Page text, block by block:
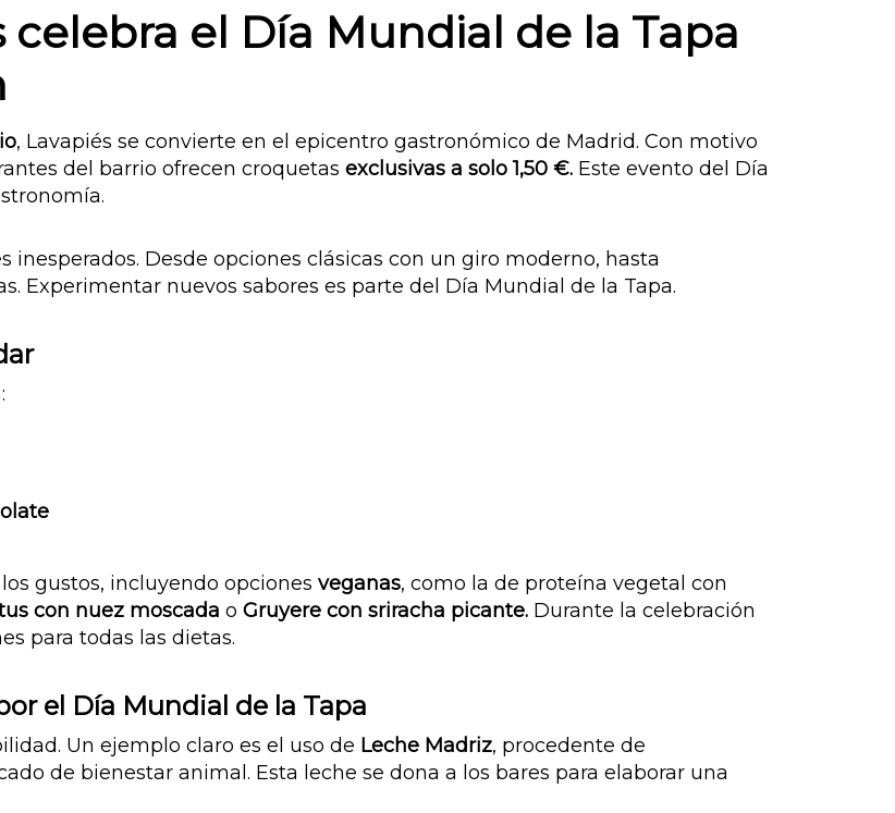
celebra el Día Mundial de la Tapa
, Lavapiés se convierte en el epicentro gastronómico de Madrid. Con motivo
del barrio ofrecen croquetas exclusivas a solo 1,50 €. Este evento del Día
inesperados. Desde opciones clásicas con un giro moderno, hasta
Experimentar nuevos sabores es parte del Día Mundial de la Tapa.
gustos, incluyendo opciones veganas, como la de proteína vegetal con
con nuez moscada o Gruyere con sriracha picante. Durante la celebración
para todas las dietas.
el Día Mundial de la Tapa
Un ejemplo claro es el uso de Leche Madriz, procedente de
de bienestar animal. Esta leche se dona a los bares para elaborar una